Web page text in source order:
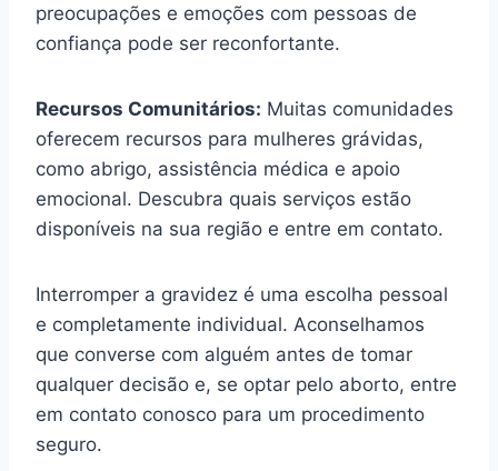
preocupações e emoções com pessoas de
confiança pode ser reconfortante.
Recursos Comunitários: Muitas comunidades
oferecem recursos para mulheres grávidas,
como abrigo, assistência médica e apoio
emocional. Descubra quais serviços estão
disponíveis na sua região e entre em contato.
Interromper a gravidez é uma escolha pessoal
e completamente individual. Aconselhamos
que converse com alguém antes de tomar
qualquer decisão e, se optar pelo aborto, entre
em contato conosco para um procedimento
seguro.